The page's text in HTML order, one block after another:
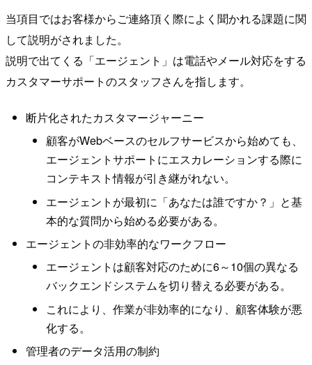
当項目ではお客様からご連絡頂く際によく聞かれる課題に関
して説明がされました。
説明で出てくる「エージェント」は電話やメール対応をする
カスタマーサポートのスタッフさんを指します。
断片化されたカスタマージャーニー
顧客がWebベースのセルフサービスから始めても、
エージェントサポートにエスカレーションする際に
コンテキスト情報が引き継がれない。
エージェントが最初に「あなたは誰ですか？」と基
本的な質問から始める必要がある。
エージェントの非効率的なワークフロー
エージェントは顧客対応のために6～10個の異なる
バックエンドシステムを切り替える必要がある。
これにより、作業が非効率的になり、顧客体験が悪
化する。
管理者のデータ活用の制約